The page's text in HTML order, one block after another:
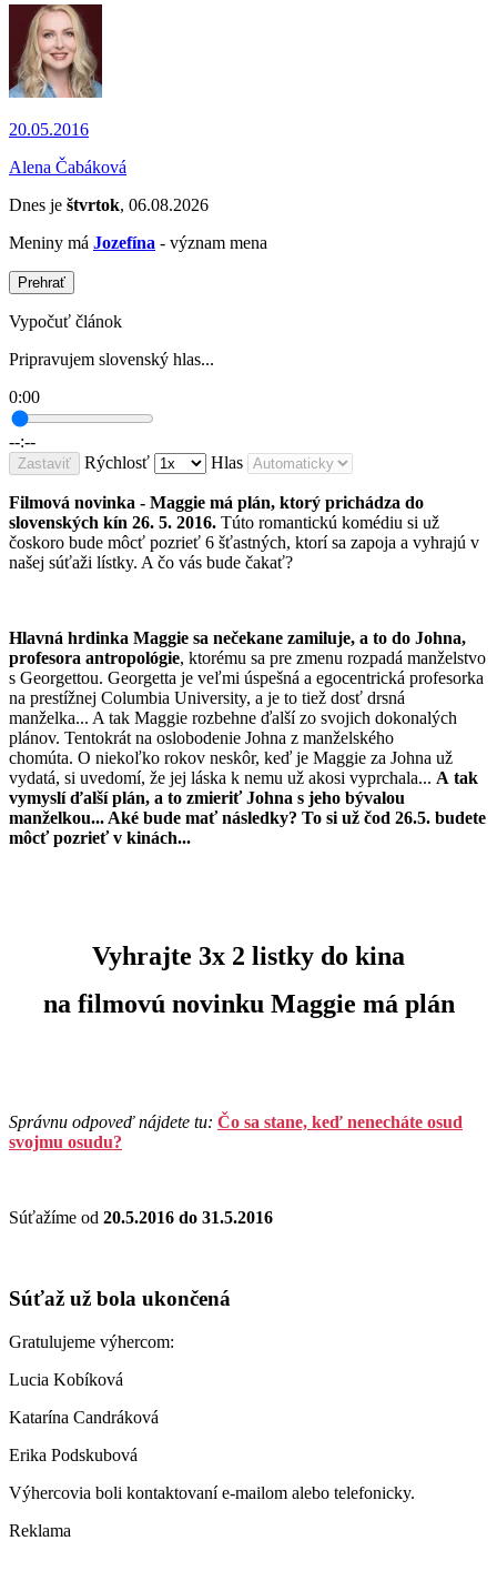
20.05.2016
Alena Čabáková
Dnes je štvrtok, 06.08.2026
Meniny má Jozefína - význam mena
Prehrať
Vypočuť článok
Pripravujem slovenský hlas...
0:00
--:--
Zastaviť Rýchlosť Hlas
Filmová novinka - Maggie má plán, ktorý prichádza do
slovenských kín 26. 5. 2016. Túto romantickú komédiu si už
čoskoro bude môcť pozrieť 6 šťastných, ktorí sa zapoja a vyhrajú v
našej súťaži lístky. A čo vás bude čakať?
Hlavná hrdinka Maggie sa nečekane zamiluje, a to do Johna,
profesora antropológie, ktorému sa pre zmenu rozpadá manželstvo
s Georgettou. Georgetta je veľmi úspešná a egocentrická profesorka
na prestížnej Columbia University, a je to tiež dosť drsná
manželka... A tak Maggie rozbehne ďalší zo svojich dokonalých
plánov. Tentokrát na oslobodenie Johna z manželského
chomúta. O niekoľko rokov neskôr, keď je Maggie za Johna už
vydatá, si uvedomí, že jej láska k nemu už akosi vyprchala... A tak
vymyslí ďalší plán, a to zmieriť Johna s jeho bývalou
manželkou... Aké bude mať následky? To si už čod 26.5. budete
môcť pozrieť v kinách...
Vyhrajte 3x 2 listky do kina
na filmovú novinku Maggie má plán
Správnu odpoveď nájdete tu: Čo sa stane, keď nenecháte osud
svojmu osudu?
Súťažíme od 20.5.2016 do 31.5.2016
Súťaž už bola ukončená
Gratulujeme výhercom:
Lucia Kobíková
Katarína Candráková
Erika Podskubová
Výhercovia boli kontaktovaní e-mailom alebo telefonicky.
Reklama